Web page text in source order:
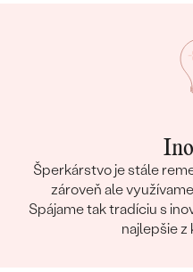
Šperkárstvo je stále
zároveň ale
Spájame tak tradíciu s
najlepšie z